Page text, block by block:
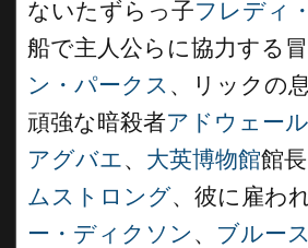
ないたずらっ子フレディ
船で主人公らに協力する
ン・パークス 、リックの
頑強な暗殺者アドウェー
アグバエ、 大英博物館館長
ムストロング、彼に雇わ
ー・ディクソン 、 ブルー